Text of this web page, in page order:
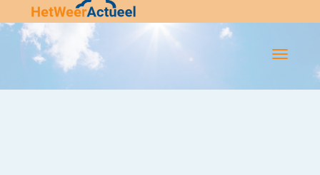
Flip-